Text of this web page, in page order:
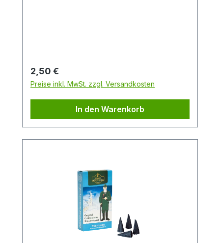
einem knackigen Feuer im Kamin werden
und lehnen Sie sich entspannt
zurück.Packungsinhalt: 24
StückDuftrichtung: Nostalgie
TannenduftGröße: M
Regulärer Preis:
2,50 €
Preise inkl. MwSt. zzgl. Versandkosten
In den Warenkorb